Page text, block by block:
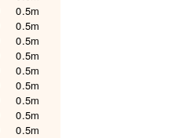
0.5m
0.5m
0.5m
0.5m
0.5m
0.5m
0.5m
0.5m
0.5m